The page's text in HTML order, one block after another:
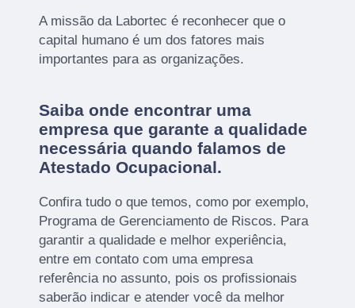
A missão da Labortec é reconhecer que o
capital humano é um dos fatores mais
importantes para as organizações.
Saiba onde encontrar uma
empresa que garante a qualidade
necessária quando falamos de
Atestado Ocupacional.
Confira tudo o que temos, como por exemplo,
Programa de Gerenciamento de Riscos. Para
garantir a qualidade e melhor experiência,
entre em contato com uma empresa
referência no assunto, pois os profissionais
saberão indicar e atender você da melhor